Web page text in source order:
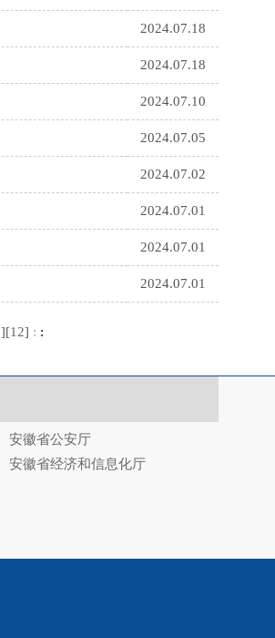
2024.07.18
2024.07.18
2024.07.10
2024.07.05
2024.07.02
2024.07.01
2024.07.01
2024.07.01
][12] : :
安徽省公安厅
安徽省经济和信息化厅